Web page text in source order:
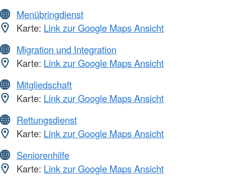
Menübringdienst
Karte: Link zur Google Maps Ansicht
Migration und Integration
Karte: Link zur Google Maps Ansicht
Mitgliedschaft
Karte: Link zur Google Maps Ansicht
Rettungsdienst
Karte: Link zur Google Maps Ansicht
Seniorenhilfe
Karte: Link zur Google Maps Ansicht